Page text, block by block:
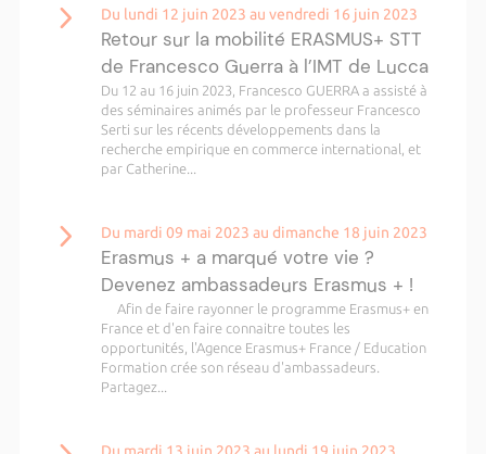
Du lundi 12 juin 2023 au vendredi 16 juin 2023
Retour sur la mobilité ERASMUS+ STT
de Francesco Guerra à l’IMT de Lucca
Du 12 au 16 juin 2023, Francesco GUERRA a assisté à
des séminaires animés par le professeur Francesco
Serti sur les récents développements dans la
recherche empirique en commerce international, et
par Catherine...
Du mardi 09 mai 2023 au dimanche 18 juin 2023
Erasmus + a marqué votre vie ?
Devenez ambassadeurs Erasmus + !
Afin de faire rayonner le programme Erasmus+ en
France et d'en faire connaitre toutes les
opportunités, l'Agence Erasmus+ France / Education
Formation crée son réseau d'ambassadeurs.
Partagez...